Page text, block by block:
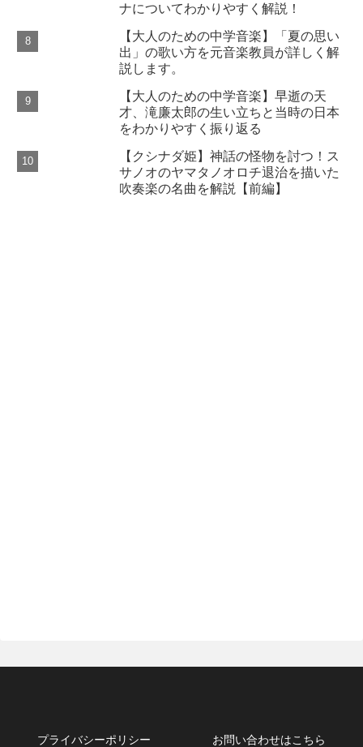
ナについてわかりやすく解説！
【大人のための中学音楽】「夏の思い
出」の歌い方を元音楽教員が詳しく解
説します。
【大人のための中学音楽】早逝の天
才、滝廉太郎の生い立ちと当時の日本
をわかりやすく振り返る
【クシナダ姫】神話の怪物を討つ！ス
サノオのヤマタノオロチ退治を描いた
吹奏楽の名曲を解説【前編】
プライバシーポリシー お問い合わせはこちら